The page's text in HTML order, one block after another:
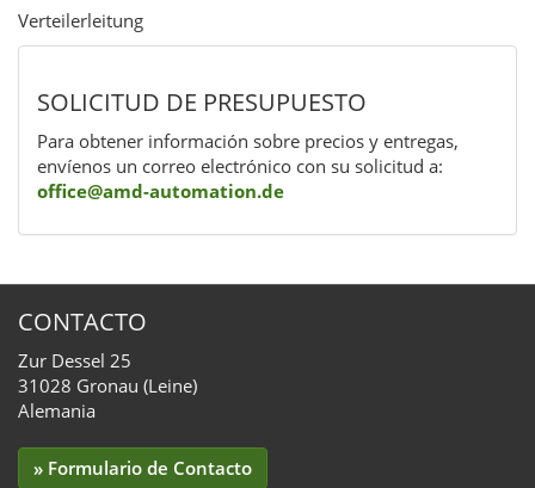
Verteilerleitung
SOLICITUD DE PRESUPUESTO
Para obtener información sobre precios y entregas,
envíenos un correo electrónico con su solicitud a:
office@amd-automation.de
CONTACTO
Zur Dessel 25
31028 Gronau (Leine)
Alemania
» Formulario de Contacto